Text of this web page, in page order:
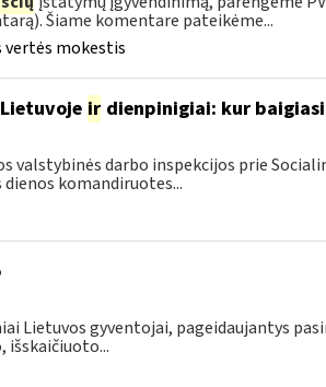
Šiame komentare pateikėme...
vertės mokestis
irdienpinigiai: kur
valstybinės darbo inspekcijos prie
komandiruotes...
Lietuvos gyventojai, pageidaujantys
išskaičiuoto...